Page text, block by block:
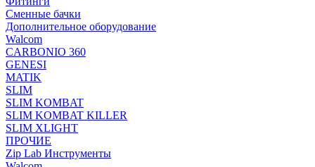
Сменные бачки
Дополнительное оборудование
Walcom
CARBONIO 360
GENESI
MATIK
SLIM
SLIM KOMBAT
SLIM KOMBAT KILLER
SLIM XLIGHT
ПРОЧИЕ
Zip Lab Инструменты